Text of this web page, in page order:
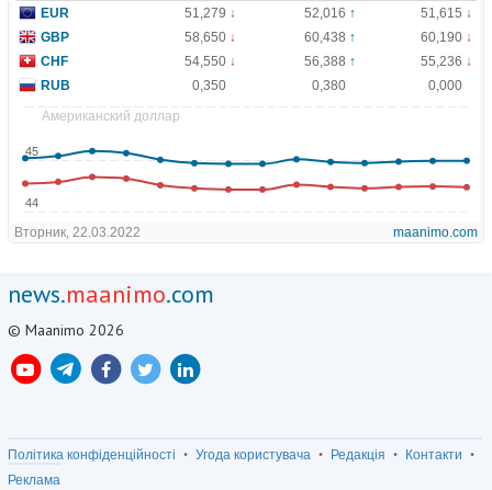
news.maanimo.com
© Maanimo 2026
Політика конфіденційності Угода користувача Редакція
Контакти
Реклама